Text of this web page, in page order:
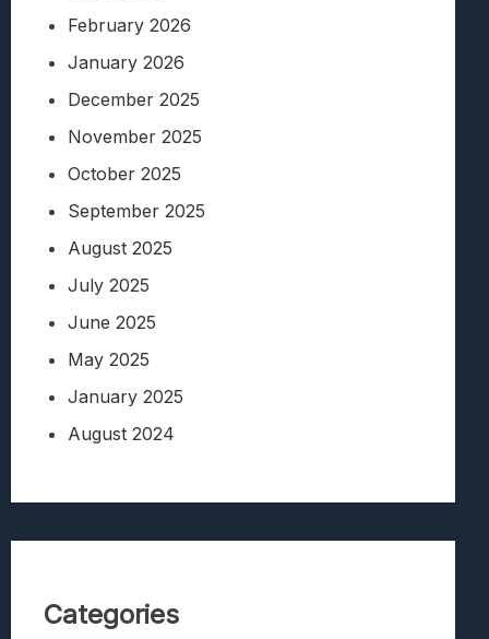
February 2026
January 2026
December 2025
November 2025
October 2025
September 2025
August 2025
July 2025
June 2025
May 2025
January 2025
August 2024
Categories